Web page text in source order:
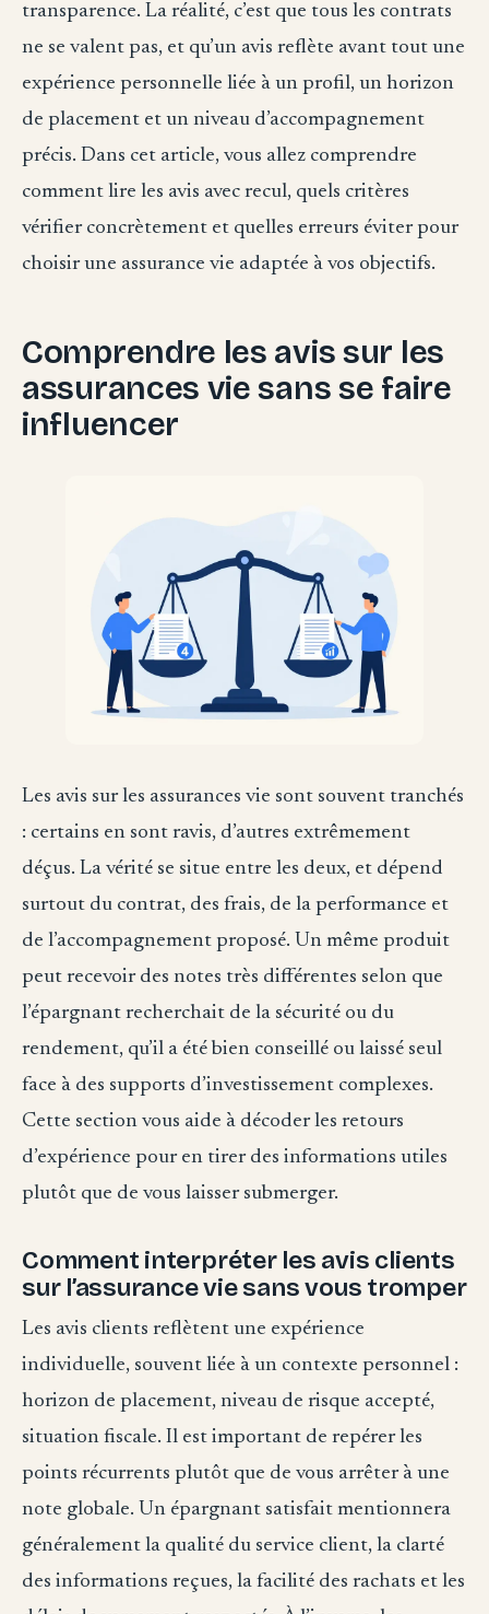
transparence. La réalité, c’est que tous les contrats
ne se valent pas, et qu’un avis reflète avant tout une
expérience personnelle liée à un profil, un horizon
de placement et un niveau d’accompagnement
précis. Dans cet article, vous allez comprendre
comment lire les avis avec recul, quels critères
vérifier concrètement et quelles erreurs éviter pour
choisir une assurance vie adaptée à vos objectifs.
Comprendre les avis sur les
assurances vie sans se faire
influencer
Les avis sur les assurances vie sont souvent tranchés
: certains en sont ravis, d’autres extrêmement
déçus. La vérité se situe entre les deux, et dépend
surtout du contrat, des frais, de la performance et
de l’accompagnement proposé. Un même produit
peut recevoir des notes très différentes selon que
l’épargnant recherchait de la sécurité ou du
rendement, qu’il a été bien conseillé ou laissé seul
face à des supports d’investissement complexes.
Cette section vous aide à décoder les retours
d’expérience pour en tirer des informations utiles
plutôt que de vous laisser submerger.
Comment interpréter les avis clients
sur l’assurance vie sans vous tromper
Les avis clients reflètent une expérience
individuelle, souvent liée à un contexte personnel :
horizon de placement, niveau de risque accepté,
situation fiscale. Il est important de repérer les
points récurrents plutôt que de vous arrêter à une
note globale. Un épargnant satisfait mentionnera
généralement la qualité du service client, la clarté
des informations reçues, la facilité des rachats et les